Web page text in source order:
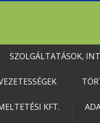
SZOLGÁLTATÁSOK,
KFT.